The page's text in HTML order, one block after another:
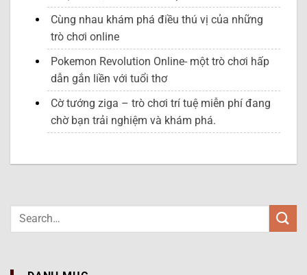
Cùng nhau khám phá điều thú vị của những
trò chơi online
Pokemon Revolution Online- một trò chơi hấp
dẫn gắn liền với tuổi thơ
Cờ tướng ziga – trò chơi trí tuệ miễn phí đang
chờ bạn trải nghiệm và khám phá.